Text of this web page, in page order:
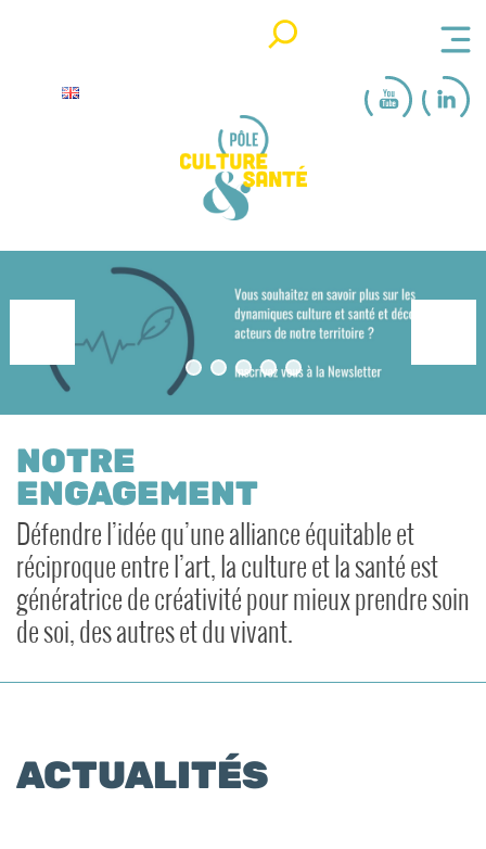
NOTRE
ENGAGEMENT
Défendre l’idée qu’une alliance équitable et
réciproque entre l’art, la culture et la santé est
génératrice de créativité pour mieux prendre soin
de soi, des autres et du vivant.
ACTUALITÉS